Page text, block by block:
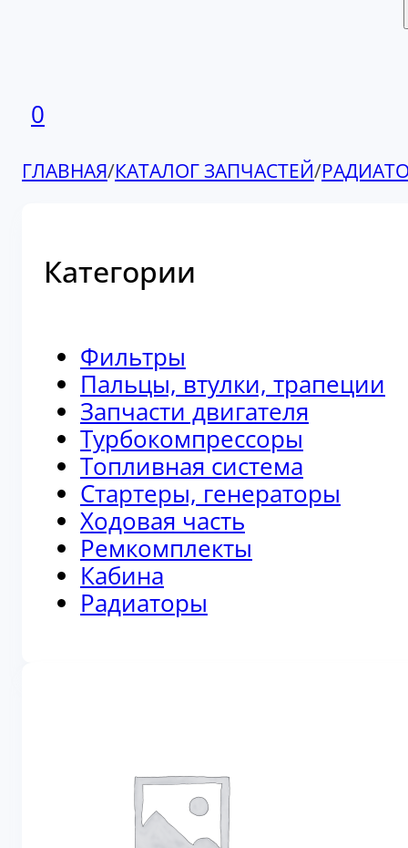
Пальцы, втулки, трапеции
Запчасти двигателя
Турбокомпрессоры
Топливная система
Стартеры, генераторы
Ходовая часть
Ремкомплекты
Кабина
Радиаторы